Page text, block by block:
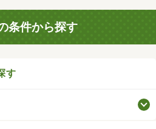
条件から探す
す